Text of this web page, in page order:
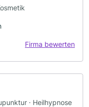
Firma bewerten
· Heilhypnose